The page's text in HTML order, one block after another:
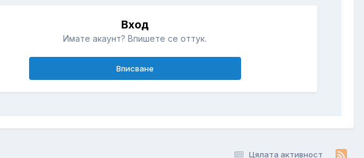
Вход
Имате акаунт? Впишете се оттук.
Вписване
Цялата активност